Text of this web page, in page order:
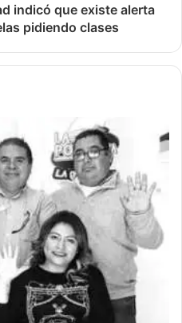
indicó que existe alerta
pidiendo clases